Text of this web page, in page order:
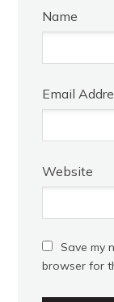
Name
Email
Website
Save my
browser for